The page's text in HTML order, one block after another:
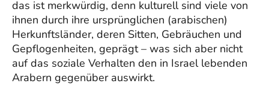
das ist merkwürdig, denn kulturell sind viele von
ihnen durch ihre ursprünglichen (arabischen)
Herkunftsländer, deren Sitten, Gebräuchen und
Gepflogenheiten, geprägt – was sich aber nicht
auf das soziale Verhalten den in Israel lebenden
Arabern gegenüber auswirkt.